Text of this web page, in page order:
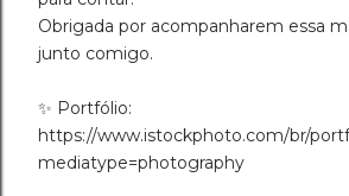
Obrigada por acompanharem essa
junto comigo.
✨️ Portfólio:
https://www.istockphoto.com/br/
mediatype=photography